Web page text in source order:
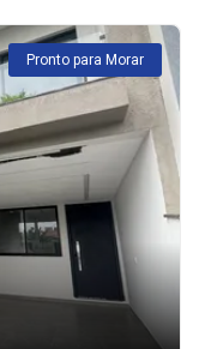
Pronto para Morar